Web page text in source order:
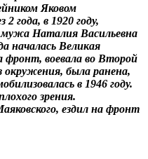
Яковом
года, в 1920 году,
Наталия Васильевна
началась Великая
воевала во Второй
окружения, была ранена,
в 1946 году.
зрения.
ездил на фронт